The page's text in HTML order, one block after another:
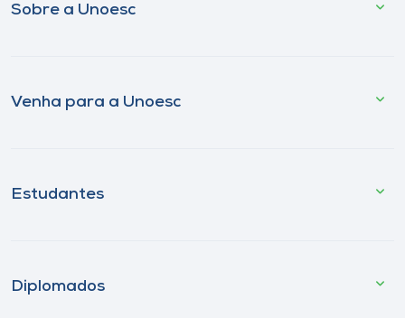
Sobre a Unoesc
Venha para a Unoesc
Estudantes
Diplomados